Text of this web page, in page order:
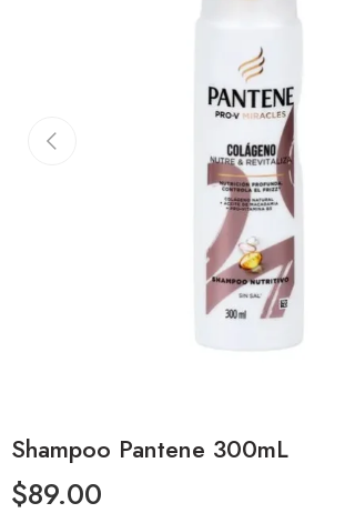
Shampoo Pantene 300mL
$89.00